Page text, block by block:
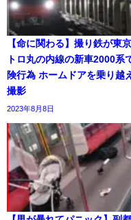
【命に関わる】撮り鉄が東
トロ丸の内線の新車2000系
険行為 ホームドアを乗り越
撮影
2023年8月8日